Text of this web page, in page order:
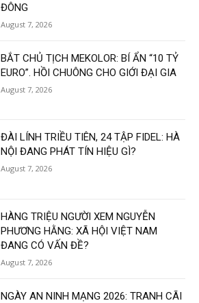
ĐÔNG
August 7, 2026
BẮT CHỦ TỊCH MEKOLOR: BÍ ẨN “10 TỶ
EURO”. HỒI CHUÔNG CHO GIỚI ĐẠI GIA
August 7, 2026
ĐÀI LÍNH TRIỀU TIÊN, 24 TẬP FIDEL: HÀ
NỘI ĐANG PHÁT TÍN HIỆU GÌ?
August 7, 2026
HÀNG TRIỆU NGƯỜI XEM NGUYỄN
PHƯƠNG HẰNG: XÃ HỘI VIỆT NAM
ĐANG CÓ VẤN ĐỀ?
August 7, 2026
NGÀY AN NINH MẠNG 2026: TRANH CÃI